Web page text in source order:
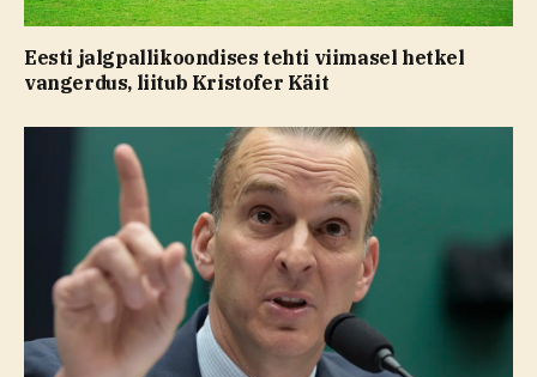
Eesti jalgpallikoondises tehti viimasel hetkel
vangerdus, liitub Kristofer Käit